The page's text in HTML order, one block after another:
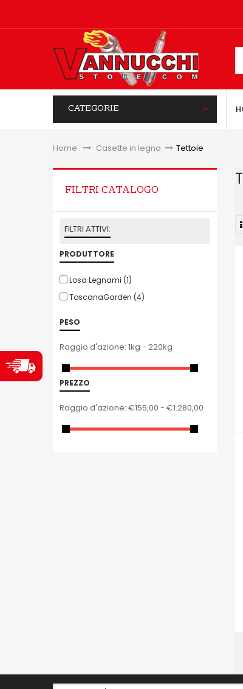
CATEGORIE
Home &gt;Casette in legno > Tettoie
FILTRI CATALOGO
FILTRI ATTIVI:
PRODUTTORE
Losa Legnami (1)
ToscanaGarden (4)
PESO
Raggio d'azione: 1kg - 220kg
PREZZO
Raggio d'azione: €155,00 - €1.280,00